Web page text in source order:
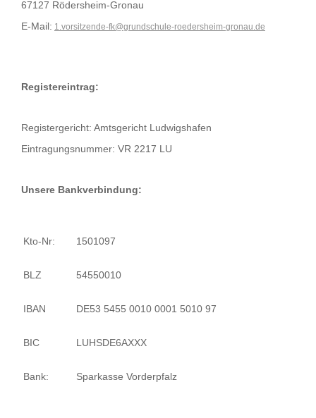
67127 Rödersheim-Gronau
E-Mail: 1.vorsitzende-fk@grundschule-roedersheim-gronau.de
Registereintrag:
Registergericht: Amtsgericht Ludwigshafen
Eintragungsnummer: VR 2217 LU
Unsere Bankverbindung:
Kto-Nr: 1501097
BLZ 54550010
IBAN DE53 5455 0010 0001 5010 97
BIC LUHSDE6AXXX
Bank: Sparkasse Vorderpfalz